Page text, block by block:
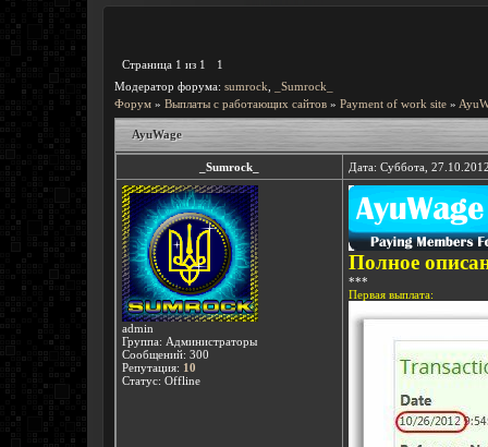
Страница 1 из 1
1
Модератор форума: sumrock
_Sumrock_
Форум » Выплаты с работающих сайтов » Payment of work site »
AyuWage
_Sumrock_ Дата: Суббота,
admin
Группа: Администраторы
Сообщений: 300
Репутация: 10
Статус: Offline
Полное
***
Первая выплата: